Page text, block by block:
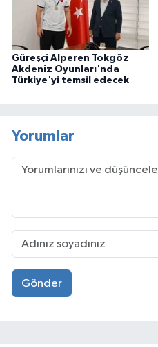
Güreşçi Alperen Tokgöz
Akdeniz Oyunları'nda
Türkiye'yi temsil edecek
Yorumlar
Gönder